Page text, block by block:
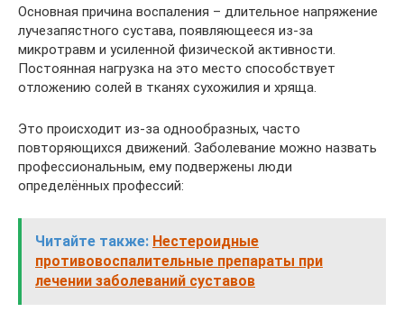
Основная причина воспаления – длительное напряжение
лучезапястного сустава, появляющееся из-за
микротравм и усиленной физической активности.
Постоянная нагрузка на это место способствует
отложению солей в тканях сухожилия и хряща.
Это происходит из-за однообразных, часто
повторяющихся движений. Заболевание можно назвать
профессиональным, ему подвержены люди
определённых профессий:
Читайте также: Нестероидные
противовоспалительные препараты при
лечении заболеваний суставов